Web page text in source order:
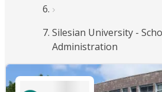
Silesian University -
Administration